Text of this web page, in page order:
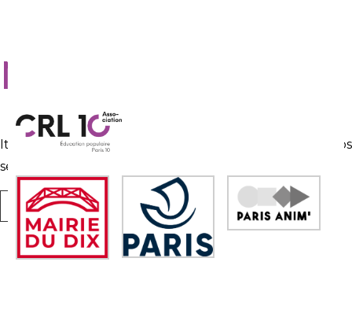
Nothing Found
It seems we can’t find what you’re looking for. Perhaps
searching can help.